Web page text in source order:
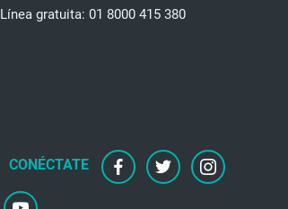
Línea gratuita: 01 8000 415 380
facebooktwitter instagram
youtube